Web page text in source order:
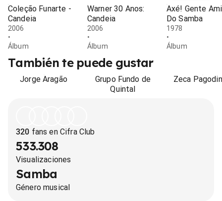
Coleção Funarte -
Candeia
2006
•
Álbum
Warner 30 Anos:
Candeia
2006
•
Álbum
Axé! Gente
Do Samba
1978
•
Álbum
También te puede gustar
Jorge Aragão
Grupo Fundo de
Quintal
Zeca
320 fans en Cifra Club
533.308
Visualizaciones
Samba
Género musical